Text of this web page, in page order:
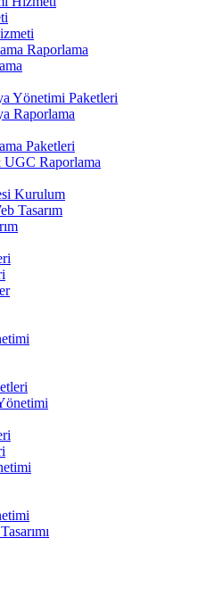
Raporlama
Yönetimi Paketleri
Raporlama
Paketleri
Raporlama
Kurulum
Tasarım